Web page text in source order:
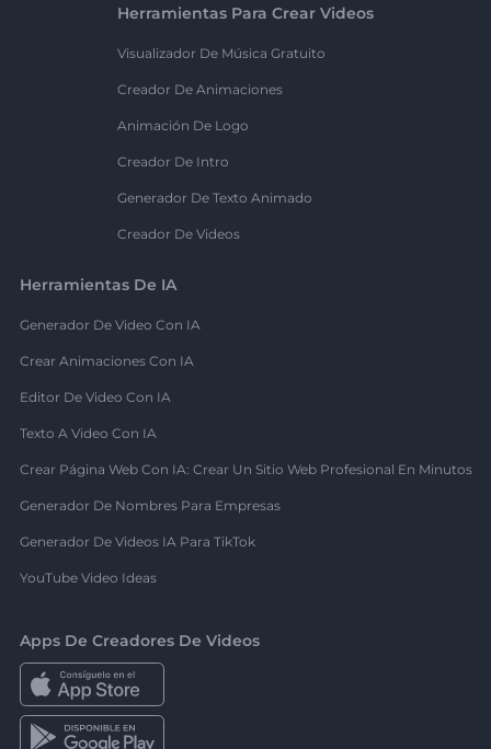
Herramientas Para Crear Videos
Visualizador De Música Gratuito
Creador De Animaciones
Animación De Logo
Creador De Intro
Generador De Texto Animado
Creador De Videos
Herramientas De IA
Generador De Video Con IA
Crear Animaciones Con IA
Editor De Video Con IA
Texto A Video Con IA
Crear Página Web Con IA: Crear Un Sitio Web Profesional En Minutos
Generador De Nombres Para Empresas
Generador De Videos IA Para TikTok
YouTube Video Ideas
Apps De Creadores De Videos